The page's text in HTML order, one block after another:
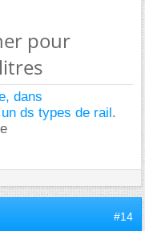
pour
dans
ds types de rail.
#14